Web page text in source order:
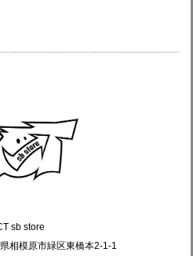
sb store
相模原市緑区東橋本2-1-1